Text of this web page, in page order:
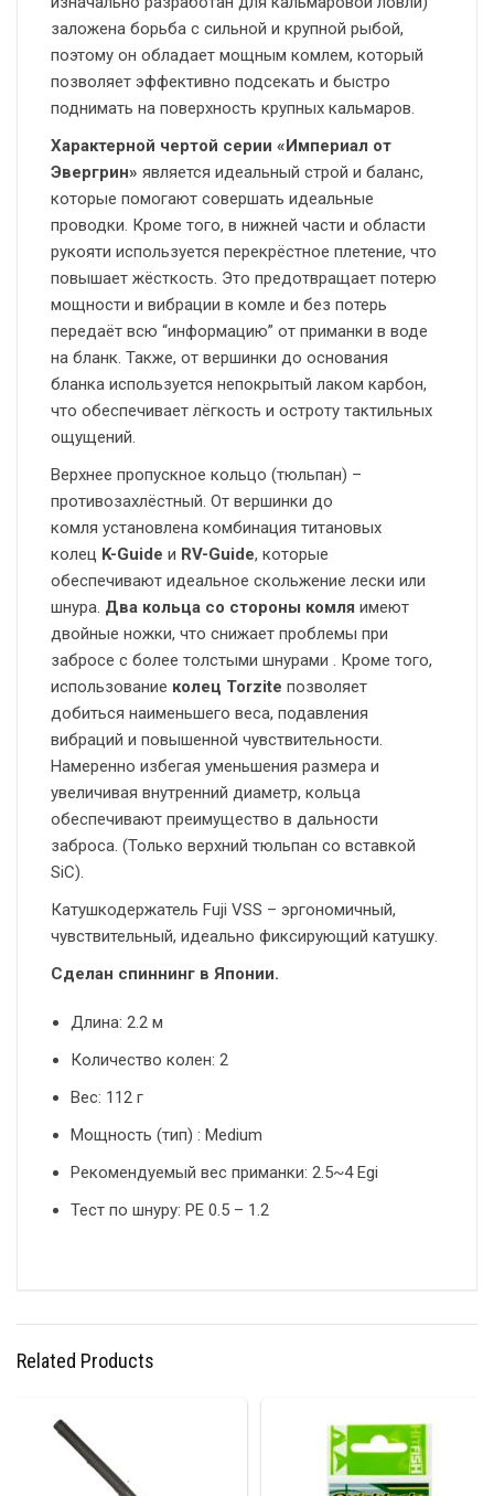
заложена борьба с сильной и крупной рыбой,
поэтому он обладает мощным комлем, который
позволяет эффективно подсекать и быстро
поднимать на поверхность крупных кальмаров.
Характерной чертой серии «Империал от
Эвергрин» является идеальный строй и баланс,
которые помогают совершать идеальные
проводки. Кроме того, в нижней части и области
рукояти используется перекрёстное плетение, что
повышает жёсткость. Это предотвращает потерю
мощности и вибрации в комле и без потерь
передаёт всю “информацию” от приманки в воде
на бланк. Также, от вершинки до основания
бланка используется непокрытый лаком карбон,
что обеспечивает лёгкость и остроту тактильных
ощущений.
Верхнее пропускное кольцо (тюльпан) –
противозахлёстный. От вершинки до
комля установлена комбинация титановых
колец K-Guide и RV-Guide, которые
обеспечивают идеальное скольжение лески или
шнура. Два кольца со стороны комля имеют
двойные ножки, что снижает проблемы при
забросе с более толстыми шнурами . Кроме того,
использование колец Torzite позволяет
добиться наименьшего веса, подавления
вибраций и повышенной чувствительности.
Намеренно избегая уменьшения размера и
увеличивая внутренний диаметр, кольца
обеспечивают преимущество в дальности
заброса. (Только верхний тюльпан со вставкой
SiC).
Катушкодержатель Fuji VSS – эргономичный,
чувствительный, идеально фиксирующий катушку.
Сделан спиннинг в Японии.
Длина: 2.2 м
Количество колен: 2
Вес: 112 г
Мощность (тип) : Medium
Рекомендуемый вес приманки: 2.5~4 Egi
Тест по шнуру: PE 0.5 – 1.2
Related Products